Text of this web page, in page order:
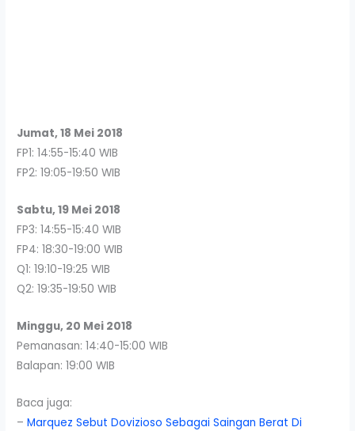
Jumat, 18 Mei 2018
FP1: 14:55-15:40 WIB
FP2: 19:05-19:50 WIB
Sabtu, 19 Mei 2018
FP3: 14:55-15:40 WIB
FP4: 18:30-19:00 WIB
Q1: 19:10-19:25 WIB
Q2: 19:35-19:50 WIB
Minggu, 20 Mei 2018
Pemanasan: 14:40-15:00 WIB
Balapan: 19:00 WIB
Baca juga:
–Marquez Sebut Dovizioso Sebagai Saingan Berat Di